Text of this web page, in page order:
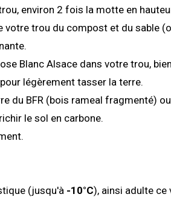
environ 2 fois la motte en
votre trou du compost et du sable
Blanc Alsace dans votre trou,
légèrement tasser la terre.
du BFR (bois rameal fragmenté)
le sol en carbone.
(jusqu'à -10°C), ainsi adulte